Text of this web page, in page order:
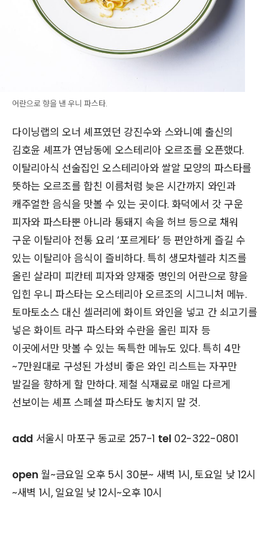
어란으로 향을 낸 우니 파스타.
다이닝랩의 오너 셰프였던 강진수와 스와니예 출신의
김호윤 셰프가 연남동에 오스테리아 오르조를 오픈했다.
이탈리아식 선술집인 오스테리아와 쌀알 모양의 파스타를
뜻하는 오르조를 합친 이름처럼 늦은 시간까지 와인과
캐주얼한 음식을 맛볼 수 있는 곳이다. 화덕에서 갓 구운
피자와 파스타뿐 아니라 통돼지 속을 허브 등으로 채워
구운 이탈리아 전통 요리 ‘포르게타’ 등 편안하게 즐길 수
있는 이탈리아 음식이 즐비하다. 특히 생모차렐라 치즈를
올린 살라미 피칸테 피자와 양재중 명인의 어란으로 향을
입힌 우니 파스타는 오스테리아 오르조의 시그니처 메뉴.
토마토소스 대신 셀러리에 화이트 와인을 넣고 간 쇠고기를
넣은 화이트 라구 파스타와 수란을 올린 피자 등
이곳에서만 맛볼 수 있는 독특한 메뉴도 있다. 특히 4만
~7만원대로 구성된 가성비 좋은 와인 리스트는 자꾸만
발길을 향하게 할 만하다. 제철 식재료로 매일 다르게
선보이는 셰프 스페셜 파스타도 놓치지 말 것.
add 서울시 마포구 동교로 257-1 tel 02-322-0801
open 월~금요일 오후 5시 30분~ 새벽 1시, 토요일 낮 12시
~새벽 1시, 일요일 낮 12시~오후 10시